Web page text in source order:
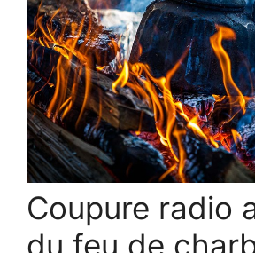
Coupure radio
du feu de